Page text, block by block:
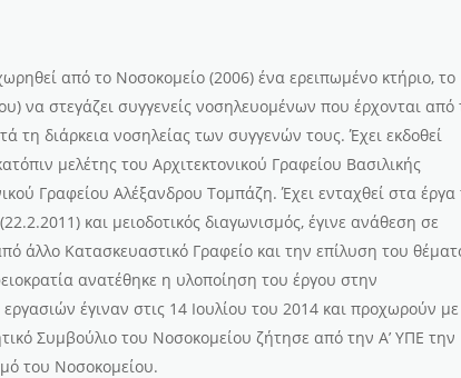
από το Νοσοκομείο (2006) ένα ερειπωμένο κτήριο, το
να στεγάζει συγγενείς νοσηλευομένων που έρχονται από
τη διάρκεια νοσηλείας των συγγενών τους. Έχει εκδοθεί
μελέτης του Αρχιτεκτονικού Γραφείου Βασιλικής
Γραφείου Αλέξανδρου Τομπάζη. Έχει ενταχθεί στα έργα
και μειοδοτικός διαγωνισμός, έγινε ανάθεση σε
άλλο Κατασκευαστικό Γραφείο και την επίλυση του
ανατέθηκε η υλοποίηση του έργου στην
έγιναν στις 14 Ιουλίου του 2014 και προχωρούν με
Συμβούλιο του Νοσοκομείου ζήτησε από την Α’ ΥΠΕ την
του Νοσοκομείου.